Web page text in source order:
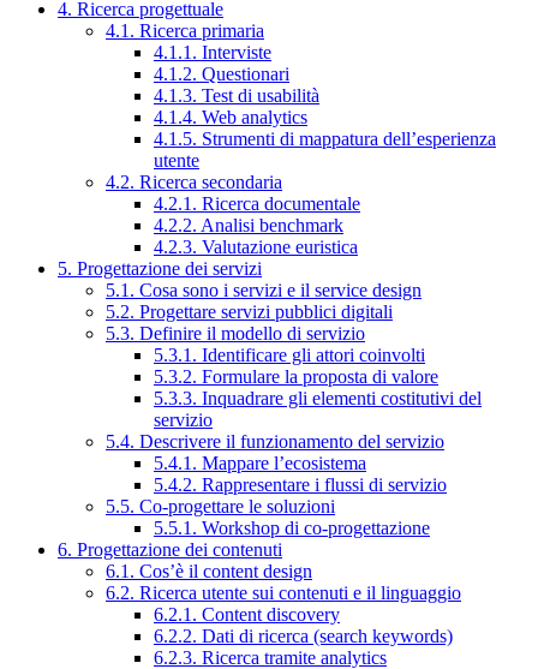
4. Ricerca progettuale
4.1. Ricerca primaria
4.1.1. Interviste
4.1.2. Questionari
4.1.3. Test di usabilità
4.1.4. Web analytics
4.1.5. Strumenti di mappatura dell’esperienza
utente
4.2. Ricerca secondaria
4.2.1. Ricerca documentale
4.2.2. Analisi benchmark
4.2.3. Valutazione euristica
5. Progettazione dei servizi
5.1. Cosa sono i servizi e il service design
5.2. Progettare servizi pubblici digitali
5.3. Definire il modello di servizio
5.3.1. Identificare gli attori coinvolti
5.3.2. Formulare la proposta di valore
5.3.3. Inquadrare gli elementi costitutivi del
servizio
5.4. Descrivere il funzionamento del servizio
5.4.1. Mappare l’ecosistema
5.4.2. Rappresentare i flussi di servizio
5.5. Co-progettare le soluzioni
5.5.1. Workshop di co-progettazione
6. Progettazione dei contenuti
6.1. Cos’è il content design
6.2. Ricerca utente sui contenuti e il linguaggio
6.2.1. Content discovery
6.2.2. Dati di ricerca (search keywords)
6.2.3. Ricerca tramite analytics